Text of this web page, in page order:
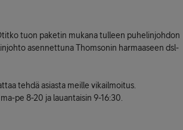
tuon paketin mukana tulleen puhelinjohdon
asennettuna Thomsonin harmaaseen dsl-
tehdä asiasta meille vikailmoitus.
pe 8-20 ja lauantaisin 9-16:30.